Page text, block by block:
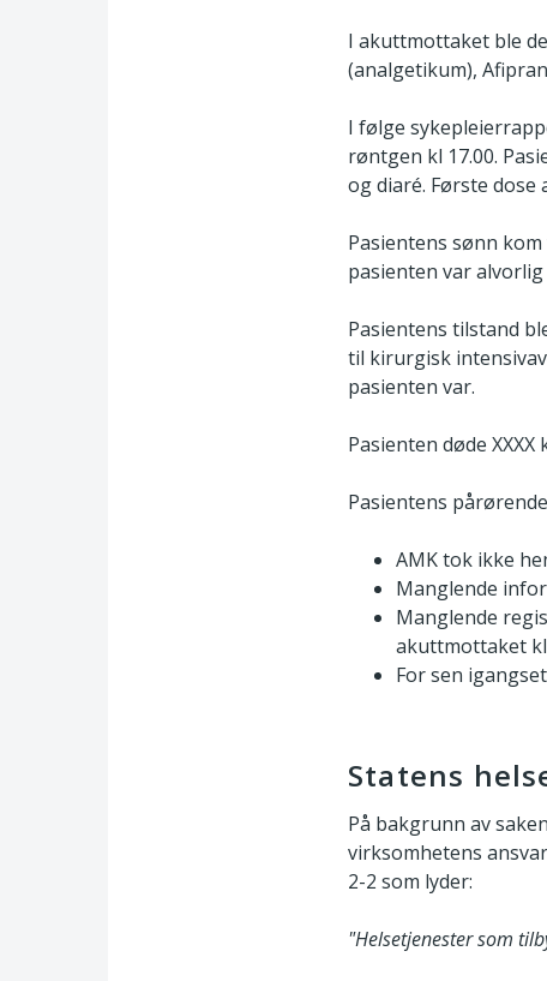
I akuttmottaket ble
(analgetikum),
I følge
røntgen kl 17.00.
og diaré. Første dose
Pasientens sønn
pasienten var
Pasientens tilstand
til kirurgisk
pasienten var.
Pasienten døde
Pasientens
AMK tok ikke
Manglende
Manglende
akuttmottaket
For sen
Statens
På bakgrunn av
virksomhetens
2-2 som lyder:
"Helsetjenester som